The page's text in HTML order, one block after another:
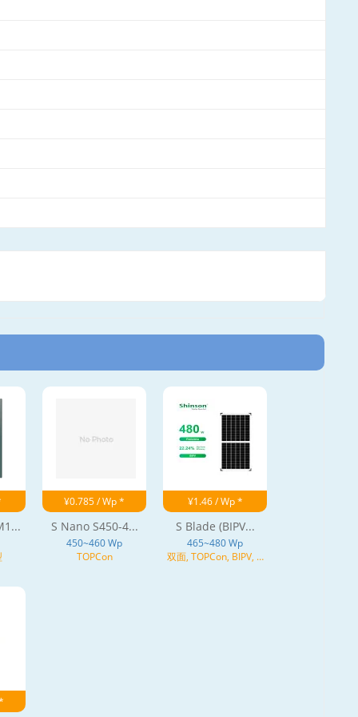
¥0.785 / Wp *
S Nano S450-4...
450~460 Wp
TOPCon
¥1.46 / Wp *
S Blade (BIPV...
465~480 Wp
双面, TOPCon, BIPV, N